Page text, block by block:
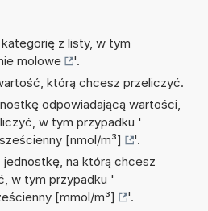
z listy, w tym
molowe
'.
którą chcesz przeliczyć.
odpowiadającą wartości,
w tym przypadku '
[nmol/m³]
'.
jednostkę, na którą chcesz
w tym przypadku '
[mmol/m³]
'.